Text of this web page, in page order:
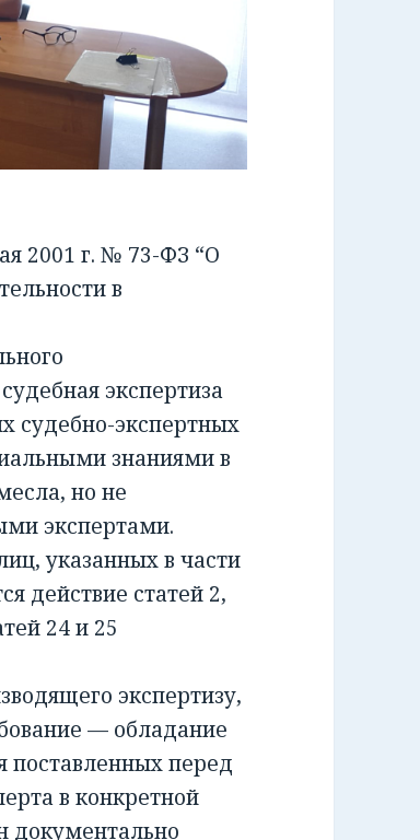
2001 г. № 73-ФЗ “О
в
экспертиза
судебно-экспертных
знаниями в
но не
экспертами.
указанных в части
действие статей 2,
24 и 25
экспертизу,
— обладание
перед
в конкретной
документально